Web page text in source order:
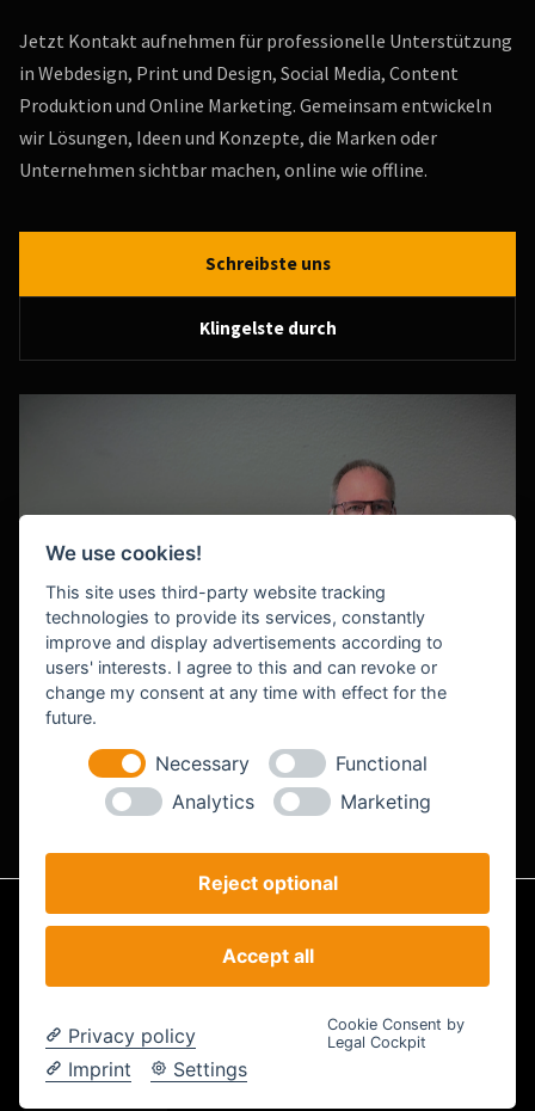
Jetzt Kontakt aufnehmen für professionelle Unterstützung
in Webdesign, Print und Design, Social Media, Content
Produktion und Online Marketing. Gemeinsam entwickeln
wir Lösungen, Ideen und Konzepte, die Marken oder
Unternehmen sichtbar machen, online wie offline.
Schreibste uns
Klingelste durch
CEO & Projektmanagement
Datenschutz
© STEILSTARTER - Powered by STEILSTARTER |
Cookie-Einstellungen
ändern
We use cookies!
This site uses third-party website tracking
technologies to provide its services, constantly
improve and display advertisements according to
users' interests. I agree to this and can revoke or
change my consent at any time with effect for the
future.
Necessary
Functional
Analytics
Marketing
Reject optional
Accept all
Privacy policy
Imprint
Settings
Cookie Consent by
Legal Cockpit